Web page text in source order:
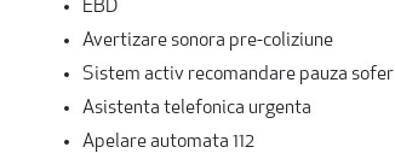
EBD
Avertizare sonora pre-coliziune
Sistem activ recomandare pauza sofer
Asistenta telefonica urgenta
Apelare automata 112